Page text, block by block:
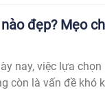
đẹp? Mẹo
nay, việc lựa
còn là vấn đề khó